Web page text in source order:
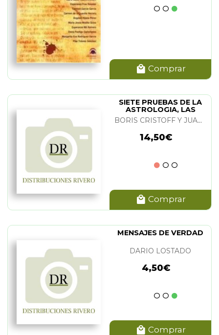
Comprar
SIETE PRUEBAS DE LA
ASTROLOGIA, LAS
BORIS CRISTOFF Y JUAN ESTADELLA
14,50€
Comprar
MENSAJES DE VERDAD
DARIO LOSTADO
4,50€
Comprar